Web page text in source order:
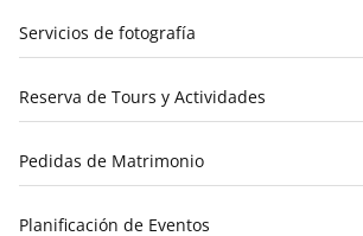
Servicios de fotografía
Reserva de Tours y Actividades
Pedidas de Matrimonio
Planificación de Eventos